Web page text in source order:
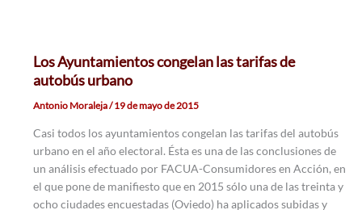
Los Ayuntamientos congelan las tarifas de
autobús urbano
Antonio Moraleja/19 de mayo de 2015
Casi todos los ayuntamientos congelan las tarifas del autobús
urbano en el año electoral. Ésta es una de las conclusiones de
un análisis efectuado por FACUA-Consumidores en Acción, en
el que pone de manifiesto que en 2015 sólo una de las treinta y
ocho ciudades encuestadas (Oviedo) ha aplicados subidas y